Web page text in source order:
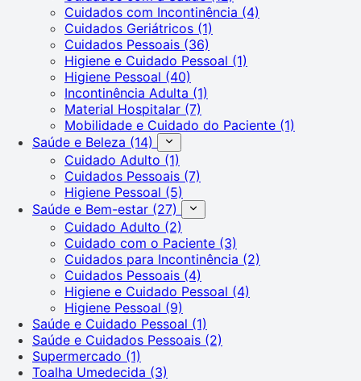
Cuidados com Incontinência (4)
Cuidados Geriátricos (1)
Cuidados Pessoais (36)
Higiene e Cuidado Pessoal (1)
Higiene Pessoal (40)
Incontinência Adulta (1)
Material Hospitalar (7)
Mobilidade e Cuidado do Paciente (1)
Saúde e Beleza (14)
Cuidado Adulto (1)
Cuidados Pessoais (7)
Higiene Pessoal (5)
Saúde e Bem-estar (27)
Cuidado Adulto (2)
Cuidado com o Paciente (3)
Cuidados para Incontinência (2)
Cuidados Pessoais (4)
Higiene e Cuidado Pessoal (4)
Higiene Pessoal (9)
Saúde e Cuidado Pessoal (1)
Saúde e Cuidados Pessoais (2)
Supermercado (1)
Toalha Umedecida (3)